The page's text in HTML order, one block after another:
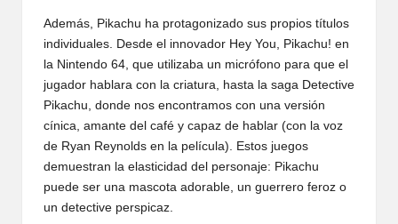
Además, Pikachu ha protagonizado sus propios títulos
individuales. Desde el innovador Hey You, Pikachu! en
la Nintendo 64, que utilizaba un micrófono para que el
jugador hablara con la criatura, hasta la saga Detective
Pikachu, donde nos encontramos con una versión
cínica, amante del café y capaz de hablar (con la voz
de Ryan Reynolds en la película). Estos juegos
demuestran la elasticidad del personaje: Pikachu
puede ser una mascota adorable, un guerrero feroz o
un detective perspicaz.